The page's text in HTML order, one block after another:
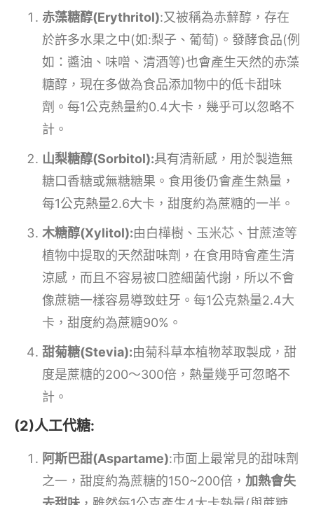
赤藻糖醇(Erythritol):又被稱為赤蘚醇，存在
於許多水果之中(如:梨子、葡萄)。發酵食品(例
如：醬油、味噌、清酒等)也會產生天然的赤藻
糖醇，現在多做為食品添加物中的低卡甜味
劑。每1公克熱量約0.4大卡，幾乎可以忽略不
計。
山梨糖醇(Sorbitol):具有清新感，用於製造無
糖口香糖或無糖糖果。食用後仍會產生熱量，
每1公克熱量2.6大卡，甜度約為蔗糖的一半。
木糖醇(Xylitol):由白樺樹、玉米芯、甘蔗渣等
植物中提取的天然甜味劑，在食用時會產生清
涼感，而且不容易被口腔細菌代謝，所以不會
像蔗糖一樣容易導致蛀牙。每1公克熱量2.4大
卡，甜度約為蔗糖90%。
甜菊糖(Stevia):由菊科草本植物萃取製成，甜
度是蔗糖的200～300倍，熱量幾乎可忽略不
計。
(2)人工代糖:
阿斯巴甜(Aspartame):市面上最常見的甜味劑
之一，甜度約為蔗糖的150~200倍， 加熱會失